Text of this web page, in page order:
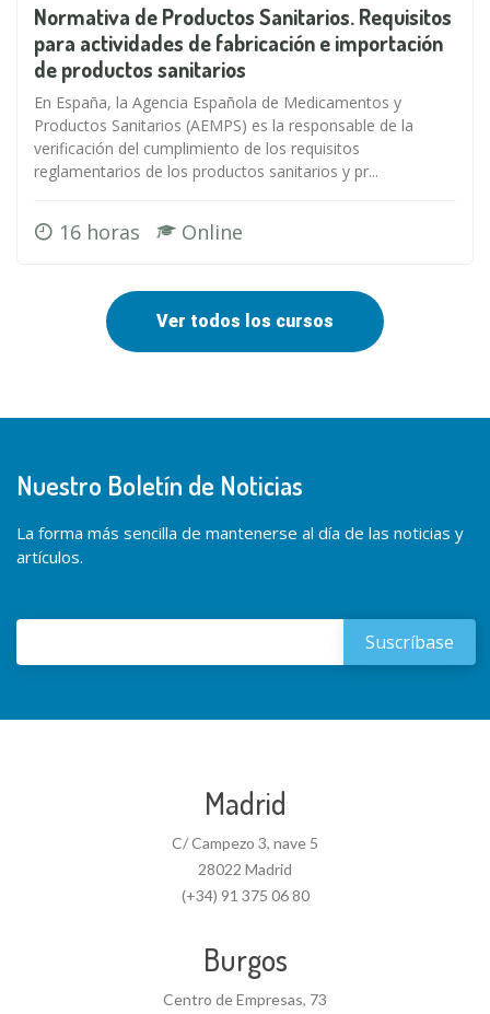
Normativa de Productos Sanitarios. Requisitos
para actividades de fabricación e importación
de productos sanitarios
En España, la Agencia Española de Medicamentos y
Productos Sanitarios (AEMPS) es la responsable de la
verificación del cumplimiento de los requisitos
reglamentarios de los productos sanitarios y pr...
16 horas Online
Ver todos los cursos
Nuestro Boletín de Noticias
La forma más sencilla de mantenerse al día de las noticias y
artículos.
Madrid
C/ Campezo 3, nave 5
28022 Madrid
(+34) 91 375 06 80
Burgos
Centro de Empresas, 73